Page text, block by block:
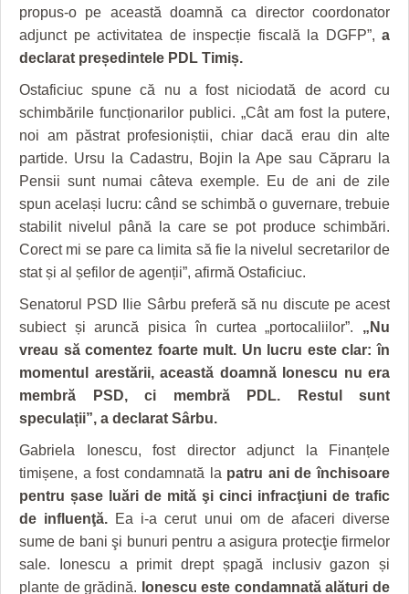
SFATURI JURIDICE
propus-o pe această doamnă ca director coordonator
adjunct pe activitatea de inspecție fiscală la DGFP”, a
declarat președintele PDL Timiș.
Ostaficiuc spune că nu a fost niciodată de acord cu
schimbările funcționarilor publici. „Cât am fost la putere,
noi am păstrat profesioniștii, chiar dacă erau din alte
partide. Ursu la Cadastru, Bojin la Ape sau Căpraru la
Pensii sunt numai câteva exemple. Eu de ani de zile
spun același lucru: când se schimbă o guvernare, trebuie
stabilit nivelul până la care se pot produce schimbări.
Corect mi se pare ca limita să fie la nivelul secretarilor de
stat și al șefilor de agenții”, afirmă Ostaficiuc.
Senatorul PSD Ilie Sârbu preferă să nu discute pe acest
subiect și aruncă pisica în curtea „portocaliilor”. „Nu
vreau să comentez foarte mult. Un lucru este clar: în
momentul arestării, această doamnă Ionescu nu era
membră PSD, ci membră PDL. Restul sunt
speculații”, a declarat Sârbu.
Gabriela Ionescu, fost director adjunct la Finanțele
timișene, a fost condamnată la patru ani de închisoare
pentru șase luări de mită şi cinci infracţiuni de trafic
de influenţă. Ea i-a cerut unui om de afaceri diverse
sume de bani şi bunuri pentru a asigura protecţie firmelor
sale. Ionescu a primit drept șpagă inclusiv gazon și
plante de grădină. Ionescu este condamnată alături de